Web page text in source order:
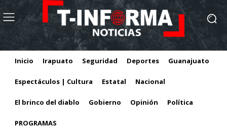
Inicio Irapuato Seguridad Deportes Guanajuato
Espectáculos | Cultura Estatal Nacional
El brinco del diablo Gobierno Opinión Política
PROGRAMAS